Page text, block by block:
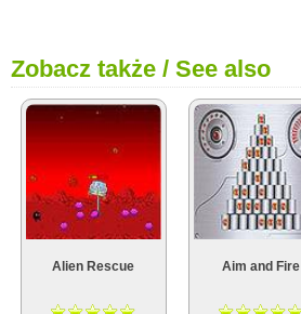
Zobacz także / See also
Alien Rescue Aim and Fire